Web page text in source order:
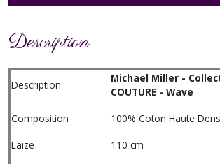
Description
Description
Michael Miller -
COUTURE - Wave
Composition
100% Coton Haute
Laize
110 cm